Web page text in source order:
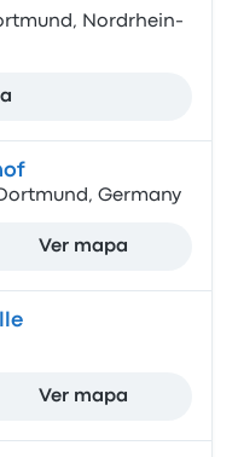
Nordrhein-
Germany
Ver mapa
Ver mapa